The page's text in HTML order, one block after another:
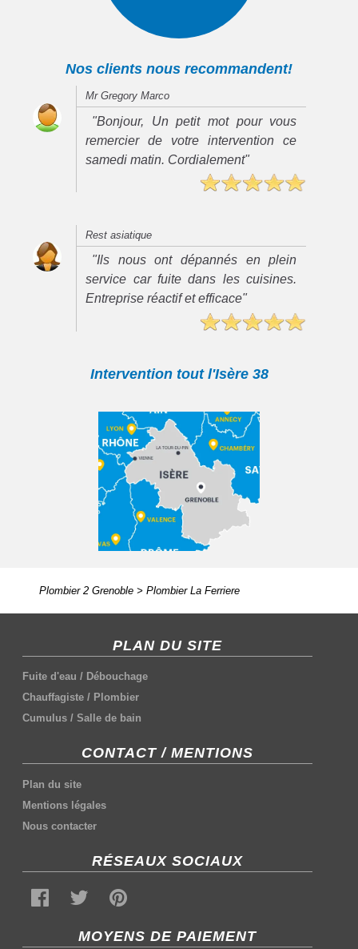
Nos clients nous recommandent!
Mr Gregory Marco
"Bonjour, Un petit mot pour vous
remercier de votre intervention ce
samedi matin. Cordialement"
Rest asiatique
"Ils nous ont dépannés en plein
service car fuite dans les cuisines.
Entreprise réactif et efficace"
Intervention tout l'Isère 38
Plombier 2 Grenoble> Plombier La Ferriere
PLAN DU SITE
Fuite d'eau / Débouchage
Chauffagiste / Plombier
Cumulus /Salle de bain
CONTACT / MENTIONS
Plan du site
Mentions légales
Nous contacter
RÉSEAUX SOCIAUX
MOYENS DE PAIEMENT